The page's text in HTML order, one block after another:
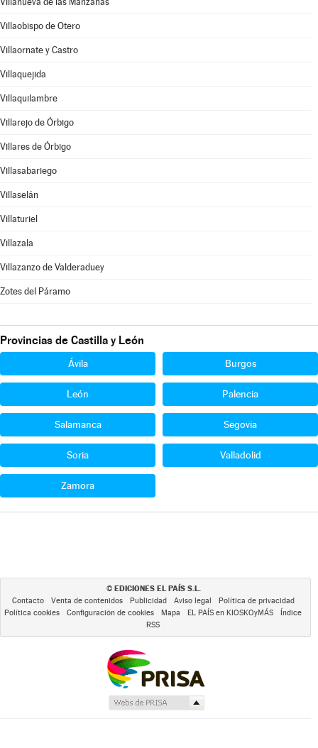
Villaobispo de Otero
Villaornate y Castro
Villaquejida
Villaquilambre
Villarejo de Órbigo
Villares de Órbigo
Villasabariego
Villaselán
Villaturiel
Villazala
Villazanzo de Valderaduey
Zotes del Páramo
Provincias de Castilla y León
Ávila Burgos
León Palencia
Salamanca Segovia
Soria Valladolid
Zamora
© EDICIONES EL PAÍS S.L.
Contacto Venta de contenidos Publicidad Aviso legal
Política de privacidad
Política cookies
Configuración de cookies Mapa EL PAÍS en KIOSKOyMÁS
Índice
RSS